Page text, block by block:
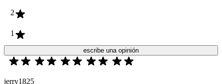
2
1
escribe una opinión
jerry1825